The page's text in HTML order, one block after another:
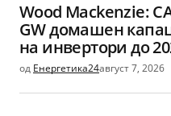
Wood Mackenzie:
GW домашен
на инвертори до
од Енергетика24август 7, 2026